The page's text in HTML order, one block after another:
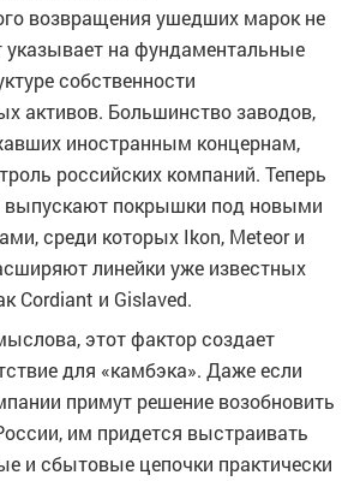
возвращения ушедших марок не
указывает на фундаментальные
собственности
активов. Большинство заводов,
иностранным концернам,
российских компаний. Теперь
выпускают покрышки под новыми
среди которых Ikon, Meteor и
линейки уже известных
Cordiant и Gislaved.
этот фактор создает
для «камбэка». Даже если
примут решение возобновить
им придется выстраивать
и сбытовые цепочки практически